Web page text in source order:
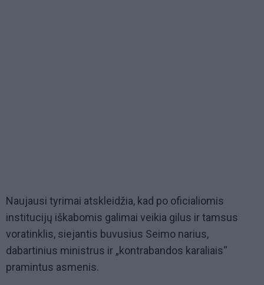
Naujausi tyrimai atskleidžia, kad po oficialiomis
institucijų iškabomis galimai veikia gilus ir tamsus
voratinklis, siejantis buvusius Seimo narius,
dabartinius ministrus ir „kontrabandos karaliais“
pramintus asmenis.